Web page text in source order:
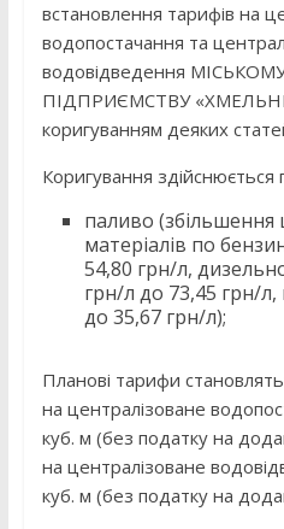
встановлення тарифів на
водопостачання та
водовідведення
ПІДПРИЄМСТВУ
коригуванням деяких
Коригування здійснюється
паливо (збільшення
матеріалів по
54,80 грн/л,
грн/л до 73,45 грн/
до 35,67 грн/л);
Планові тарифи
на централізоване
куб. м (без податку на
на централізоване
куб. м (без податку на